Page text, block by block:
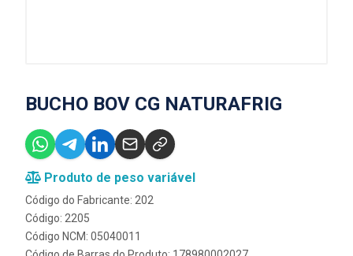
BUCHO BOV CG NATURAFRIG
Produto de peso variável
Código do Fabricante: 202
Código: 2205
Código NCM: 05040011